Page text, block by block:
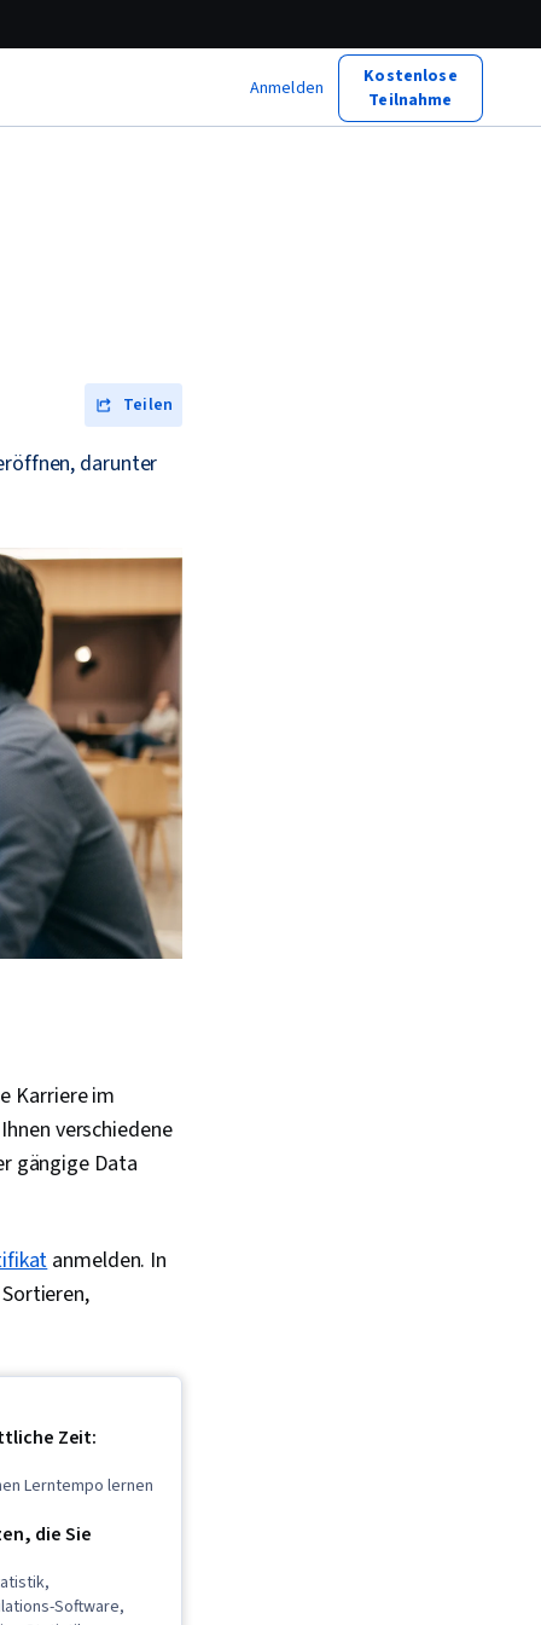
Anmelden
Kostenlose
Teilnahme
Teilen
darunter
Karriere im
verschiedene
gängige Data
anmelden. In
Zeit:
Lerntempo lernen
die Sie
Software,